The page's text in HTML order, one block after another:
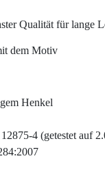
Qualität für lange
dem Motiv
Henkel
4 (getestet auf